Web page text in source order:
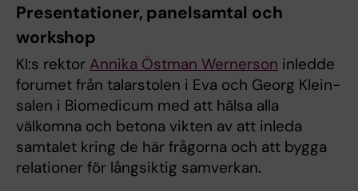
Presentationer, panelsamtal och
workshop
KI:s rektor Annika Östman Wernerson inledde
forumet från talarstolen i Eva och Georg Klein-
salen i Biomedicum med att hälsa alla
välkomna och betona vikten av att inleda
samtalet kring de här frågorna och att bygga
relationer för långsiktig samverkan.